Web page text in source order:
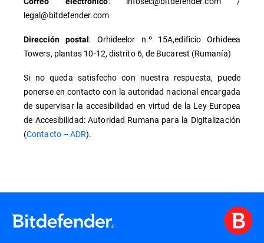
legal@bitdefender.com
Dirección postal: Orhideelor n.º 15A,edificio Orhideea
Towers, plantas 10-12, distrito 6, de Bucarest (Rumanía)
Si no queda satisfecho con nuestra respuesta, puede
ponerse en contacto con la autoridad nacional encargada
de supervisar la accesibilidad en virtud de la Ley Europea
de Accesibilidad: Autoridad Rumana para la Digitalización
(Contacto – ADR).